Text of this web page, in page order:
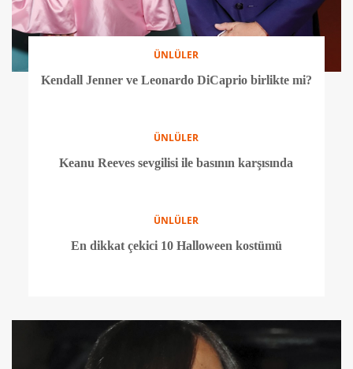
ÜNLÜLER
Kendall Jenner ve Leonardo DiCaprio birlikte mi?